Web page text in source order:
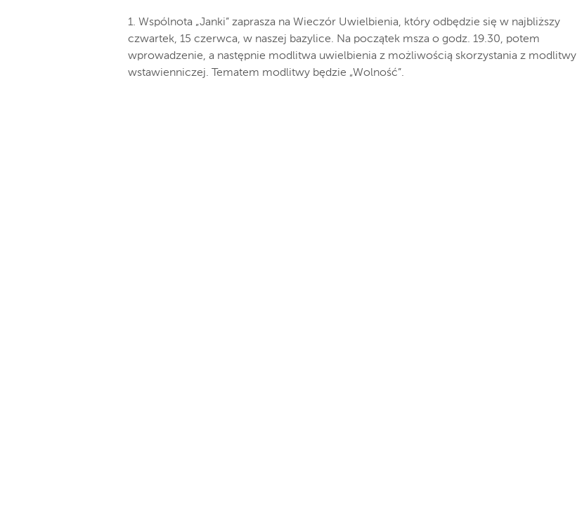
1. Wspólnota „Janki” zaprasza na Wieczór Uwielbienia, który odbędzie się w najbliższy
czwartek, 15 czerwca, w naszej bazylice. Na początek msza o godz. 19.30, potem
wprowadzenie, a następnie modlitwa uwielbienia z możliwością skorzystania z modlitwy
wstawienniczej. Tematem modlitwy będzie „Wolność”.